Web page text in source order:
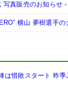
写真販売のお知らせ
横山 夢樹選手
は惜敗スタート 昨